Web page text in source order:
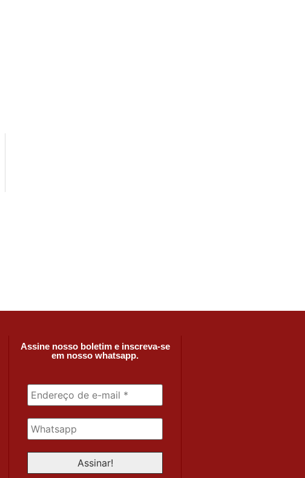
Assine nosso boletim e inscreva-se
em nosso whatsapp.